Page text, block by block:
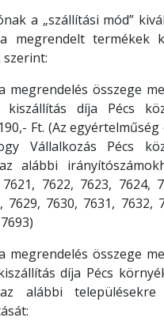
a „szállítási mód”
megrendelt termékek
szerint:
összege
díja Pécs
Ft. (Az
Vállalkozás Pécs
alábbi
7622, 7623, 7624,
7629, 7630, 7631, 7632,
összege
díja Pécs
alábbi